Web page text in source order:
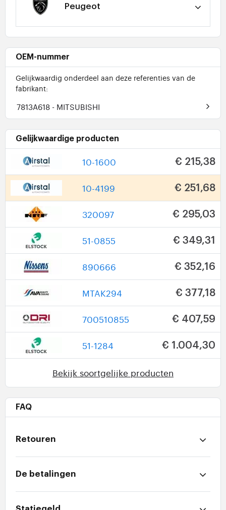
Peugeot
OEM-nummer
Gelijkwaardig onderdeel aan deze referenties van de
fabrikant:
7813A618 - MITSUBISHI
Gelijkwaardige producten
10-1600 € 215,38
10-4199 € 251,68
320097 € 295,03
51-0855 € 349,31
890666 € 352,16
MTAK294 € 377,18
700510855 € 407,59
51-1284 € 1.004,30
Bekijk soortgelijke producten
FAQ
Retouren
De betalingen